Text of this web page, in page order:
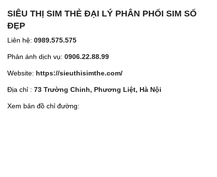
SIÊU THỊ SIM THẺ ĐẠI LÝ PHÂN PHỐI SIM SỐ
ĐẸP
Liên hệ: 0989.575.575
Phản ánh dịch vụ: 0906.22.88.99
Website: https://sieuthisimthe.com/
Địa chỉ : 73 Trường Chinh, Phương Liệt, Hà Nội
Xem bản đồ chỉ đường: